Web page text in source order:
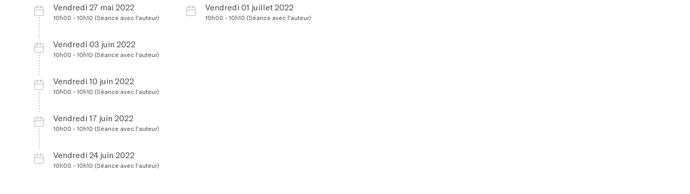
Vendredi 27 mai 2022
10h00 - 10h10 (Séance avec l'auteur)
Vendredi 03 juin 2022
10h00 - 10h10 (Séance avec l'auteur)
Vendredi 10 juin 2022
10h00 - 10h10 (Séance avec l'auteur)
Vendredi 17 juin 2022
10h00 - 10h10 (Séance avec l'auteur)
Vendredi 24 juin 2022
10h00 - 10h10 (Séance avec l'auteur)
Vendredi 01 juillet 2022
10h00 - 10h10 (Séance avec l'auteur)